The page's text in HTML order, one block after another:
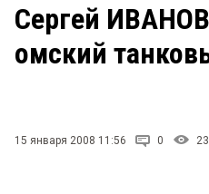
ЗАКОН
СТИЛЬ ЖИЗНИ
Сергей
омский
15 января 2008 11:56 0